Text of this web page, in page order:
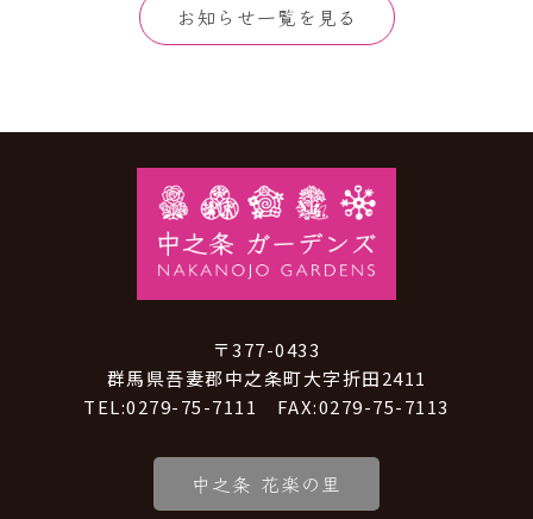
お知らせ一覧を見る
〒377-0433
群馬県吾妻郡中之条町大字折田2411
TEL:0279-75-7111 FAX:0279-75-7113
中之条 花楽の里